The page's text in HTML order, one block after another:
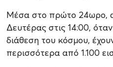
Μέσα στο πρώτο 24ωρο,
Δευτέρας στις 14:00,
διάθεση του κόσμου,
περισσότερα από 1.100